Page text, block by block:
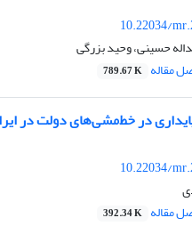
10.22034/
حسینی، وحید بزرگی
مقاله 789.67 K
در خط‌مشی‌های دولت در
10.22034/
مقاله 392.34 K